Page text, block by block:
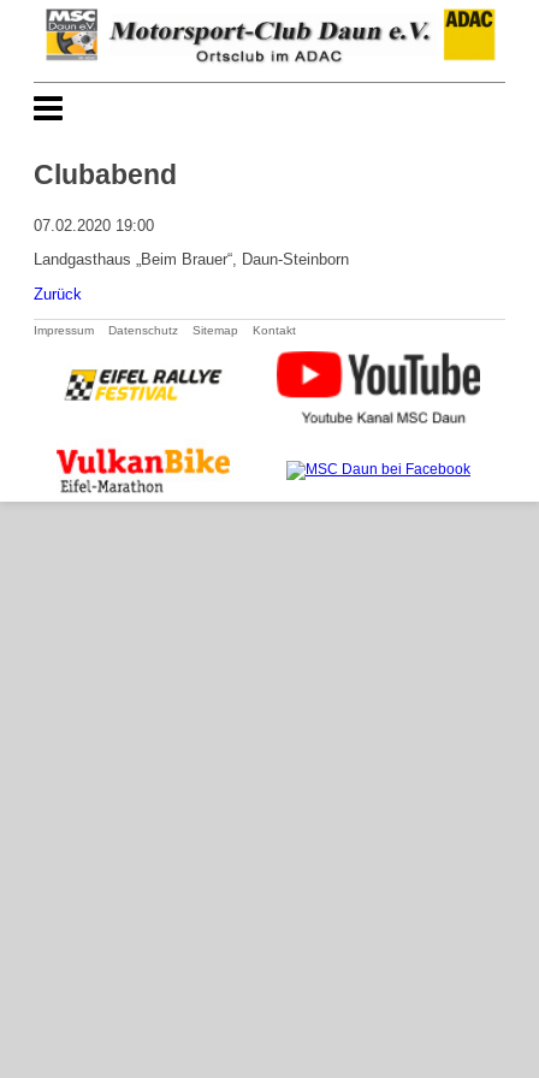
Clubabend
07.02.2020 19:00
Landgasthaus „Beim Brauer“, Daun-Steinborn
Zurück
Navigation
Impressum Datenschutz Sitemap Kontakt